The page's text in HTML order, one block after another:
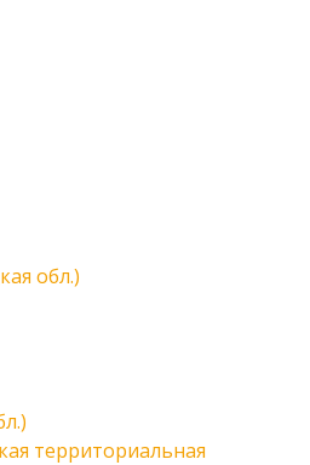
обл.)
территориальная